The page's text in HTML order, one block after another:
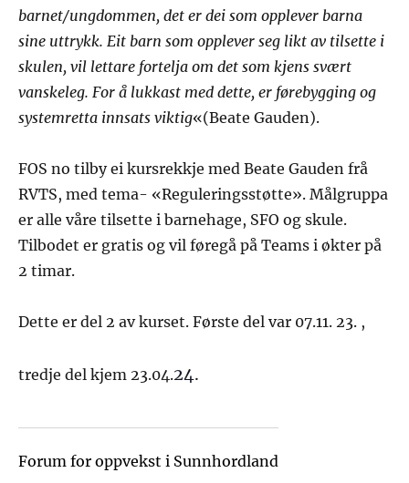
barnet/ungdommen, det er dei som opplever barna
sine uttrykk. Eit barn som opplever seg likt av tilsette i
skulen, vil lettare fortelja om det som kjens svært
vanskeleg. For å lukkast med dette, er førebygging og
systemretta innsats viktig«(Beate Gauden).
FOS no tilby ei kursrekkje med Beate Gauden frå
RVTS, med tema- «Reguleringsstøtte». Målgruppa
er alle våre tilsette i barnehage, SFO og skule.
Tilbodet er gratis og vil føregå på Teams i økter på
2 timar.
Dette er del 2 av kurset. Første del var 07.11. 23. ,
tredje del kjem 23.04.24.
Forum for oppvekst i Sunnhordland